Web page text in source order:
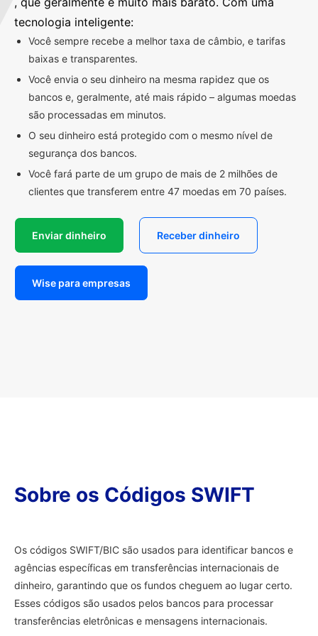
tecnologia inteligente:
Você sempre recebe a melhor taxa de câmbio, e tarifas
baixas e transparentes.
Você envia o seu dinheiro na mesma rapidez que os
bancos e, geralmente, até mais rápido – algumas moedas
são processadas em minutos.
O seu dinheiro está protegido com o mesmo nível de
segurança dos bancos.
Você fará parte de um grupo de mais de 2 milhões de
clientes que transferem entre 47 moedas em 70 países.
Enviar dinheiro Receber dinheiro
Wise para empresas
Sobre os Códigos SWIFT
Os códigos SWIFT/BIC são usados para identificar bancos e
agências específicas em transferências internacionais de
dinheiro, garantindo que os fundos cheguem ao lugar certo.
Esses códigos são usados pelos bancos para processar
transferências eletrônicas e mensagens internacionais.